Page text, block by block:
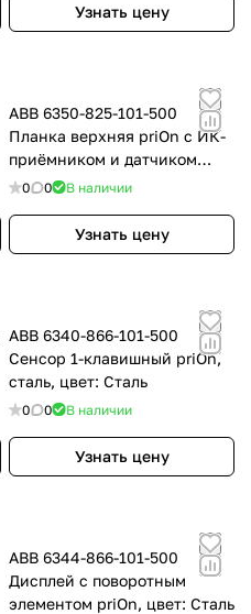
Узнать цену
ABB 6350-825-101-500
Планка верхняя priOn с ИК-
приёмником и датчиком
приближения, чёрное стекло
0 0 В наличии
Узнать цену
ABB 6340-866-101-500
Сенсор 1-клавишный priOn,
сталь, цвет: Сталь
0 0 В наличии
Узнать цену
ABB 6344-866-101-500
Дисплей с поворотным
элементом priOn, цвет: Сталь